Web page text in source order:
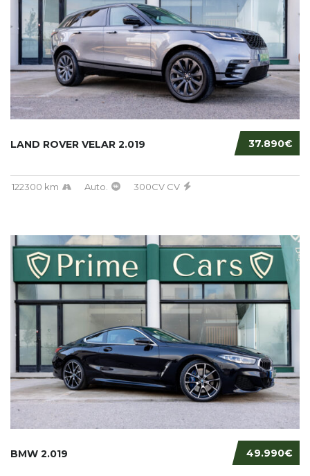
37.890€
LAND ROVER VELAR 2.019
122300 km Auto. 300CV CV
49.990€
BMW 2.019